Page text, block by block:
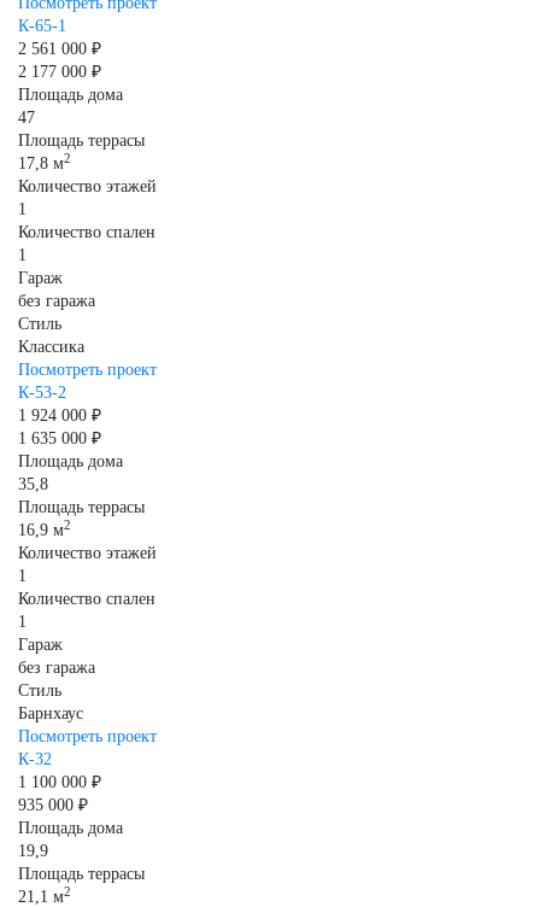
К-65-1
2 561 000 ₽
2 177 000 ₽
Площадь дома
47
Площадь террасы
17,8 м2
Количество этажей
1
Количество спален
1
Гараж
без гаража
Стиль
Классика
Посмотреть проект
К-53-2
1 924 000 ₽
1 635 000 ₽
Площадь дома
35,8
Площадь террасы
16,9 м2
Количество этажей
1
Количество спален
1
Гараж
без гаража
Стиль
Барнхаус
Посмотреть проект
К-32
1 100 000 ₽
935 000 ₽
Площадь дома
19,9
Площадь террасы
21,1 м2